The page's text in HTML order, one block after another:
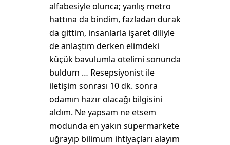
alfabesiyle olunca; yanlış metro
hattına da bindim, fazladan durak
da gittim, insanlarla işaret diliyle
de anlaştım derken elimdeki
küçük bavulumla otelimi sonunda
buldum … Resepsiyonist ile
iletişim sonrası 10 dk. sonra
odamın hazır olacağı bilgisini
aldım. Ne yapsam ne etsem
modunda en yakın süpermarkete
uğrayıp bilimum ihtiyaçları alayım